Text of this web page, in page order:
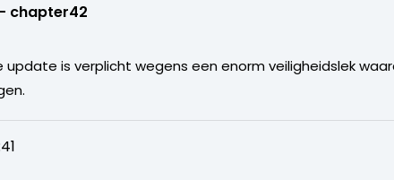
chapter42
update is verplicht wegens een enorm veiligheidslek